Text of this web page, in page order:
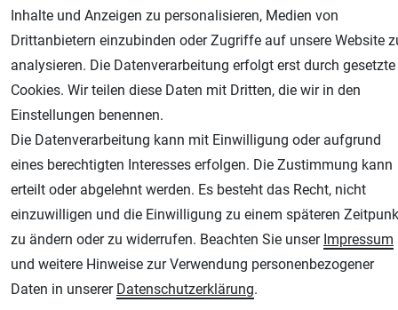
AGB Widerrufsrecht Datenschutz Impressum
Unsere weiteren Shops:
Airbrush-City
Fachhandel für: Airbrushpistolen, Kompressoren, Airbrushfarben
Modellbau-City
Modellbau Shop
Inhalte und Anzeigen zu personalisieren, Medien von
Drittanbietern einzubinden oder Zugriffe auf unsere Website
analysieren. Die Datenverarbeitung erfolgt erst durch gesetzte
Cookies. Wir teilen diese Daten mit Dritten, die wir in den
Einstellungen benennen.
Die Datenverarbeitung kann mit Einwilligung oder aufgrund
eines berechtigten Interesses erfolgen. Die Zustimmung kann
erteilt oder abgelehnt werden. Es besteht das Recht, nicht
einzuwilligen und die Einwilligung zu einem späteren
zu ändern oder zu widerrufen. Beachten Sie unser Impressum
und weitere Hinweise zur Verwendung personenbezogener
Daten in unserer Daten­schutz­erklärung.